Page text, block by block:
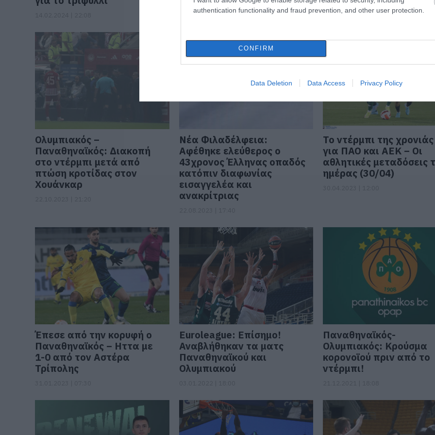
authentication functionality and fraud prevention, and other user protection.
CONFIRM
Data Deletion Data Access Privacy Policy
10.11.2023 | 07:50 22.10.2023 | 23:22
Ολυμπιακός –
Παναθηναϊκός: Διακοπή
στο ντέρμπι μετά από
πτώση κροτίδας στον
Χουάνκαρ
Νέα Φιλαδέλφεια:
Αφέθηκε ελεύθερος ο
43χρονος Έλληνας οπαδός
κατόπιν διαφωνίας
εισαγγελέα και
ανακρίτριας
Το ντέρμπι της χρονιάς
για ΠΑΟ και ΑΕΚ – Οι
αθλητικές μεταδόσεις
ημέρας (30/04)
Έπεσε από την κορυφή ο
Παναθηναϊκός – Ηττα με
1-0 από τον Αστέρα
Τρίπολης
Euroleague: Επίσημο!
Αναβλήθηκαν τα ματς
Παναθηναϊκού και
Ολυμπιακού
Παναθηναϊκός-
Ολυμπιακός: Κρούσμα
κορονοϊού πριν από το
ντέρμπι!